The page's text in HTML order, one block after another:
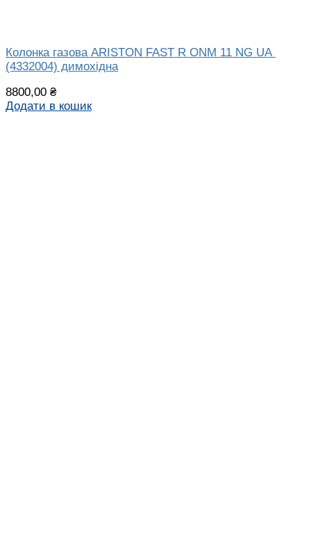
Колонка газова ARISTON FAST R ONM 11 NG UA
(4332004) димохідна
8800,00 ₴
Додати в кошик